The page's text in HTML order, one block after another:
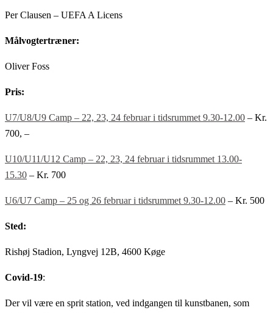
Per Clausen – UEFA A Licens
Målvogtertræner:
Oliver Foss
Pris:
U7/U8/U9 Camp – 22, 23, 24 februar i tidsrummet 9.30-12.00 – Kr.
700, –
U10/U11/U12 Camp – 22, 23, 24 februar i tidsrummet 13.00-
15.30 – Kr. 700
U6/U7 Camp – 25 og 26 februar i tidsrummet 9.30-12.00 – Kr. 500
Sted:
Rishøj Stadion, Lyngvej 12B, 4600 Køge
Covid-19:
Der vil være en sprit station, ved indgangen til kunstbanen, som